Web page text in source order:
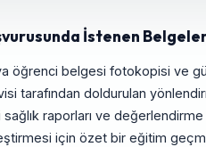
İstenen
öğrenci belgesi fotokopisi ve
tarafından doldurulan
raporları ve
için özet bir eğitim